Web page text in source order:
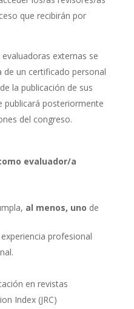
que recibirán por
externas se
un certificado personal
la publicación de sus
publicará posteriormente
del congreso.
evaluador/a
al menos, uno de
profesional
en revistas
Index (JRC)